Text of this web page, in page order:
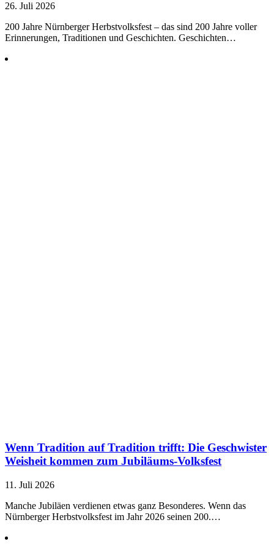
26. Juli 2026
200 Jahre Nürnberger Herbstvolksfest – das sind 200 Jahre voller
Erinnerungen, Traditionen und Geschichten. Geschichten…
Wenn Tradition auf Tradition trifft: Die Geschwister
Weisheit kommen zum Jubiläums-Volksfest
11. Juli 2026
Manche Jubiläen verdienen etwas ganz Besonderes. Wenn das
Nürnberger Herbstvolksfest im Jahr 2026 seinen 200.…